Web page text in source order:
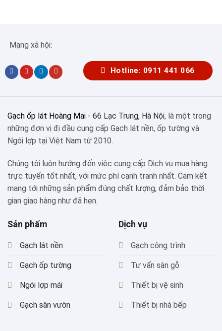
Mạng xã hội:
Hotline: 0911 441 066
Gạch ốp lát Hoàng Mai - 66 Lạc Trung, Hà Nội, là một trong
những đơn vị đi đầu cung cấp Gạch lát nền, ốp tường và
Ngói lợp tại Việt Nam từ 2010.
Chúng tôi luôn hướng đến việc cung cấp Dịch vụ mua hàng
trực tuyến tốt nhất, với mức phí cạnh tranh nhất. Cam kết
mang tới những sản phẩm đúng chất lượng, đảm bảo thời
gian giao hàng như đã hẹn.
Sản phẩm
Gạch lát nền
Gạch ốp tường
Ngói lợp mái
Gạch sân vườn
Dịch vụ
Gạch công trình
Tư vấn sàn gỗ
Thiết bị vệ sinh
Thiết bị nhà bếp